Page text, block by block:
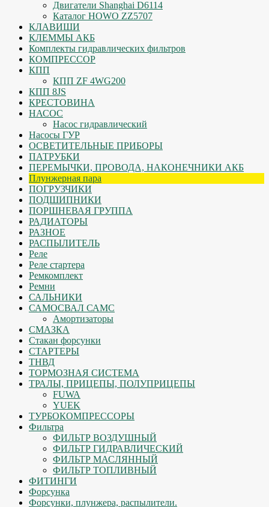
Двигатели Shanghai D6114
Каталог HOWO ZZ5707
КЛАВИШИ
КЛЕММЫ АКБ
Комплекты гидравлических фильтров
КОМПРЕССОР
КПП
КПП ZF 4WG200
КПП 8JS
КРЕСТОВИНА
НАСОС
Насос гидравлический
Насосы ГУР
ОСВЕТИТЕЛЬНЫЕ ПРИБОРЫ
ПАТРУБКИ
ПЕРЕМЫЧКИ, ПРОВОДА, НАКОНЕЧНИКИ АКБ
Плунжерная пара
ПОГРУЗЧИКИ
ПОДШИПНИКИ
ПОРШНЕВАЯ ГРУППА
РАДИАТОРЫ
РАЗНОЕ
РАСПЫЛИТЕЛЬ
Реле
Реле стартера
Ремкомплект
Ремни
САЛЬНИКИ
САМОСВАЛ САМС
Амортизаторы
СМАЗКА
Стакан форсунки
СТАРТЕРЫ
ТНВД
ТОРМОЗНАЯ СИСТЕМА
ТРАЛЫ, ПРИЦЕПЫ, ПОЛУПРИЦЕПЫ
FUWA
YUEK
ТУРБОКОМПРЕССОРЫ
Фильтра
ФИЛЬТР ВОЗДУШНЫЙ
ФИЛЬТР ГИДРАВЛИЧЕСКИЙ
ФИЛЬТР МАСЛЯННЫЙ
ФИЛЬТР ТОПЛИВНЫЙ
ФИТИНГИ
Форсунка
Форсунки, плунжера, распылители.